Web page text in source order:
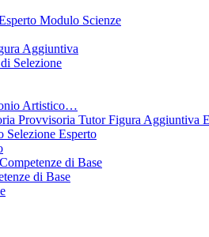
Modulo Scienze
Aggiuntiva
Selezione
Artistico…
Provvisoria Tutor Figura Aggiuntiva
Selezione Esperto
di Base
di Base